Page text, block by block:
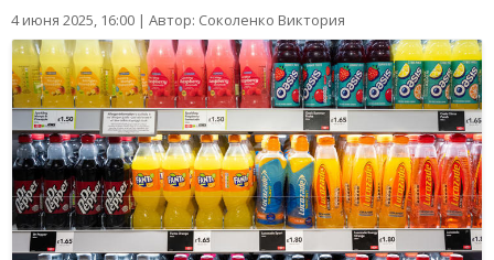
4 июня 2025, 16:00 | Автор: Соколенко Виктория